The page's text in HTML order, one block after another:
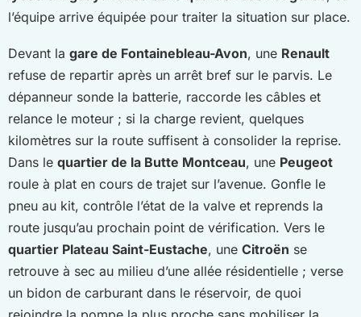
l’équipe arrive équipée pour traiter la situation sur place.
Devant la gare de Fontainebleau-Avon, une Renault
refuse de repartir après un arrêt bref sur le parvis. Le
dépanneur sonde la batterie, raccorde les câbles et
relance le moteur ; si la charge revient, quelques
kilomètres sur la route suffisent à consolider la reprise.
Dans le quartier de la Butte Montceau, une Peugeot
roule à plat en cours de trajet sur l’avenue. Gonfle le
pneu au kit, contrôle l’état de la valve et reprends la
route jusqu’au prochain point de vérification. Vers le
quartier Plateau Saint-Eustache, une Citroën se
retrouve à sec au milieu d’une allée résidentielle ; verse
un bidon de carburant dans le réservoir, de quoi